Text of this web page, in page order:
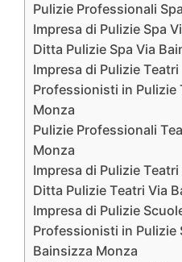
Pulizie Professionali
Impresa di Pulizie Spa
Ditta Pulizie Spa Via
Impresa di Pulizie Teatri
Professionisti in Pulizie
Monza
Pulizie Professionali
Monza
Impresa di Pulizie
Ditta Pulizie Teatri Via
Impresa di Pulizie
Professionisti in Pulizie
Bainsizza Monza